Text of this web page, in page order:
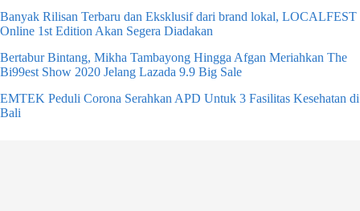
Banyak Rilisan Terbaru dan Eksklusif dari brand lokal, LOCALFEST
Online 1st Edition Akan Segera Diadakan
Bertabur Bintang, Mikha Tambayong Hingga Afgan Meriahkan The
Bi99est Show 2020 Jelang Lazada 9.9 Big Sale
EMTEK Peduli Corona Serahkan APD Untuk 3 Fasilitas Kesehatan di
Bali